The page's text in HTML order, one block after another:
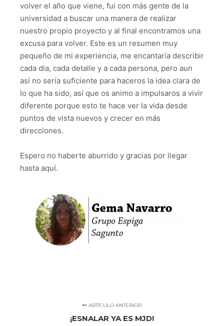
volver el año que viene, fui con más gente de la
universidad a buscar una manera de realizar
nuestro propio proyecto y al final encontramos una
excusa para volver. Este es un resumen muy
pequeño de mi experiencia, me encantaría describir
cada día, cada detalle y a cada persona, pero aun
así no sería suficiente para haceros la idea clara de
lo que ha sido, así que os animo a impulsaros a vivir
diferente porque esto te hace ver la vida desde
puntos de vista nuevos y crecer en más
direcciones.
Espero no haberte aburrido y gracias por llegar
hasta aquí.
ARTÍCULO ANTERIOR
¡ESNALAR YA ES MJD!